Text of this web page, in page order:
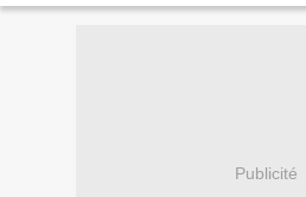
Publicité